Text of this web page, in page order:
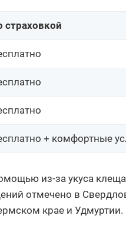
страховкой
+ комфортные
из-за укуса
отмечено в
крае и